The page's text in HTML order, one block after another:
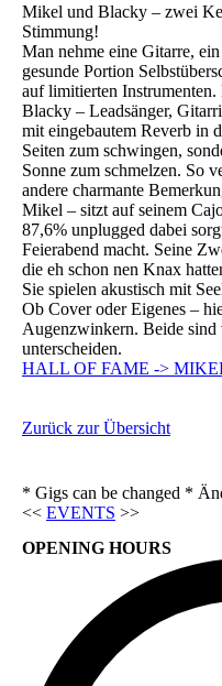
Mikel und Blacky – zwei
Stimmung!
Man nehme eine Gitarre,
gesunde Portion
auf limitierten
Blacky – Leadsänger,
mit eingebautem Reverb in
Seiten zum schwingen,
Sonne zum schmelzen. So
andere charmante
Mikel – sitzt auf seinem
87,6% unplugged dabei
Feierabend macht. Seine
die eh schon nen Knax
Sie spielen akustisch mit
Ob Cover oder Eigenes –
Augenzwinkern. Beide
unterscheiden.
HALL OF FAME ->
Zurück zur Übersicht
* Gigs can be changed *
<< EVENTS >>
OPENING HOURS